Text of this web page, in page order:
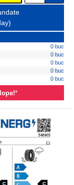
0 buc
0 buc
0 buc
0 buc
0 buc
*